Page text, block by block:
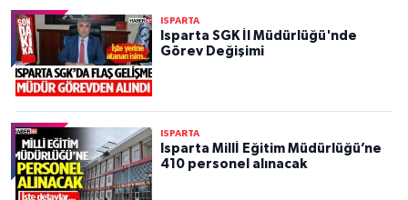
ISPARTA
Isparta SGK İl Müdürlüğü'nde
Görev Değişimi
ISPARTA
Isparta Millİ Eğitim Müdürlüğü’ne
410 personel alınacak